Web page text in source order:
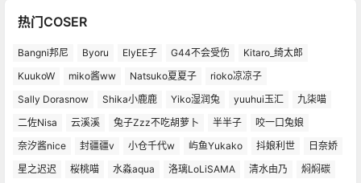
热门COSER
Bangni邦尼 Byoru ElyEE子 G44不会受伤
Kitaro_绮太郎
KuukoW
miko酱ww Natsuko夏夏子
rioko凉凉子
Sally Dorasnow
Shika小鹿鹿 Yiko湿润兔 yuuhui玉汇
九柒喵
二佐Nisa
云溪溪 兔子Zzz不吃胡萝卜 半半子
咬一口兔娘
奈汐酱nice
封疆疆v 小仓千代w 屿鱼Yukako 抖娘利世
日奈娇
星之迟迟
桜桃喵 水淼aqua 洛璃LoLiSAMA 清水由乃 焖焖碳